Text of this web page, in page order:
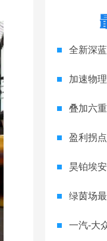
全新深蓝S05上市
加速物理AI重塑
叠加六重大礼！
盈利拐点如期而至
昊铂埃安7月销量
绿茵场
一汽-大众